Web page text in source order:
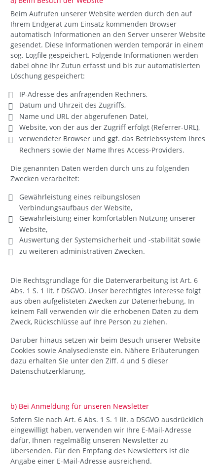
Beim Aufrufen unserer Website werden durch den auf
Ihrem Endgerät zum Einsatz kommenden Browser
automatisch Informationen an den Server unserer Website
gesendet. Diese Informationen werden temporär in einem
sog. Logfile gespeichert. Folgende Informationen werden
dabei ohne Ihr Zutun erfasst und bis zur automatisierten
Löschung gespeichert:
IP-Adresse des anfragenden Rechners,
Datum und Uhrzeit des Zugriffs,
Name und URL der abgerufenen Datei,
Website, von der aus der Zugriff erfolgt (Referrer-URL),
verwendeter Browser und ggf. das Betriebssystem Ihres
Rechners sowie der Name Ihres Access-Providers.
Die genannten Daten werden durch uns zu folgenden
Zwecken verarbeitet:
Gewährleistung eines reibungslosen
Verbindungsaufbaus der Website,
Gewährleistung einer komfortablen Nutzung unserer
Website,
Auswertung der Systemsicherheit und -stabilität sowie
zu weiteren administrativen Zwecken.
Die Rechtsgrundlage für die Datenverarbeitung ist Art. 6
Abs. 1 S. 1 lit. f DSGVO. Unser berechtigtes Interesse folgt
aus oben aufgelisteten Zwecken zur Datenerhebung. In
keinem Fall verwenden wir die erhobenen Daten zu dem
Zweck, Rückschlüsse auf Ihre Person zu ziehen.
Darüber hinaus setzen wir beim Besuch unserer Website
Cookies sowie Analysedienste ein. Nähere Erläuterungen
dazu erhalten Sie unter den Ziff. 4 und 5 dieser
Datenschutzerklärung.
b) Bei Anmeldung für unseren Newsletter
Sofern Sie nach Art. 6 Abs. 1 S. 1 lit. a DSGVO ausdrücklich
eingewilligt haben, verwenden wir Ihre E-Mail-Adresse
dafür, Ihnen regelmäßig unseren Newsletter zu
übersenden. Für den Empfang des Newsletters ist die
Angabe einer E-Mail-Adresse ausreichend.